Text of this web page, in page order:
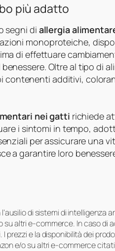
più adatto
segni di allergia
monoproteiche,
di effettuare
Oltre al tipo di
contenenti additivi,
nei gatti richiede
i sintomi in tempo,
per assicurare una
a garantire loro
di sistemi di
altri e-commerce. In caso
prezzi e la disponibilità dei
e/o su altri e-commerce